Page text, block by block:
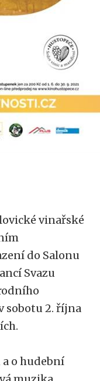
vinařské
do Salonu
Svazu
sobotu 2. října
a o hudební